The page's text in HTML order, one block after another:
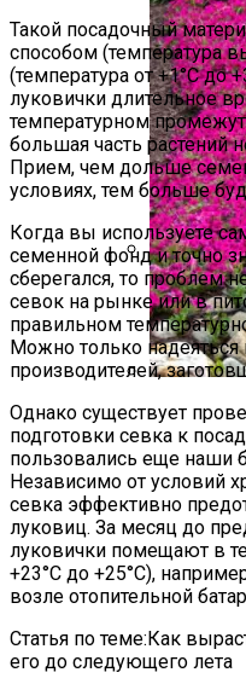
Крупный
Своими
Такой посадочный
способом (температура
(температура от +1°C до
луковички длительное
температурном
большая часть растений
Прием, чем дольше
условиях, тем больше
Когда вы используете
семенной фонд и точно
сберегался, то проблем
севок на рынке или в
правильном
Можно только надеяться
производителей,
Однако существует
подготовки севка к
пользовались еще наши
Независимо от условий
севка эффективно
луковиц. За месяц до
луковички помещают в
+23°C до +25°C),
возле отопительной
Статья по теме:Как
его до следующего лета